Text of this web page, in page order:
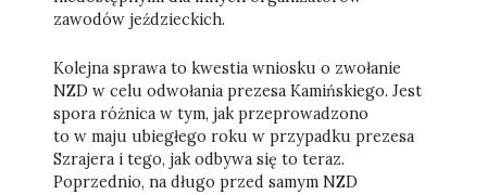
zawodów jeździeckich.
Kolejna sprawa to kwestia wniosku o zwołanie
NZD w celu odwołania prezesa Kamińskiego. Jest
spora różnica w tym, jak przeprowadzono
to w maju ubiegłego roku w przypadku prezesa
Szrajera i tego, jak odbywa się to teraz.
Poprzednio, na długo przed samym NZD